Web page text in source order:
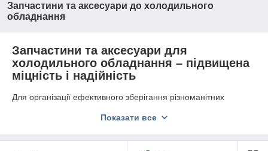
Запчастини та аксесуари до холодильного
обладнання
Запчастини та аксесуари для
холодильного обладнання – підвищена
міцність і надійність
Для організації ефективного зберігання різноманітних
. Без сучасних пристроїв не обійтися в
піцеріях, готелях, м'ясних магазинах. При появі будь-яких
Показати все